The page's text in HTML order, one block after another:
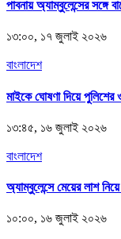
পাবনায় অ্যাম্বুলেন্সের সঙ্গে
১৩:০০, ১৭ জুলাই ২০২৬
বাংলাদেশ
মাইকে ঘোষণা দিয়ে
১৩:৪৫, ১৬ জুলাই ২০২৬
বাংলাদেশ
অ্যাম্বুলেন্সে মেয়ের লাশ
১০:০০, ১৬ জুলাই ২০২৬